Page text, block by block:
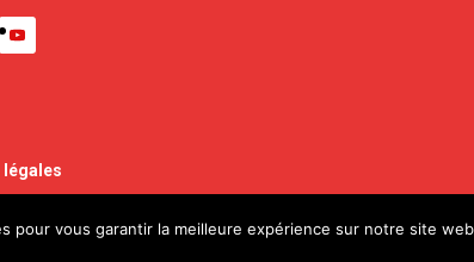
:Magali Etcheverria (Atelier Etcetera)
pour vous garantir la meilleure expérience sur notre site